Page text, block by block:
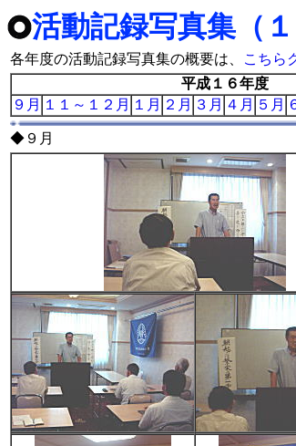
活動記録写真集（１
各年度の活動記録写真集の概要は、
こちら
平成１６年度
９月 １１～１２月 １月 ２月 ３月 ４月 ５月
◆９月